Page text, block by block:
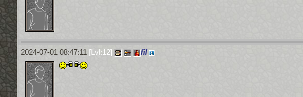
2024-07-01 08:47:11 [Lvl:12] fil